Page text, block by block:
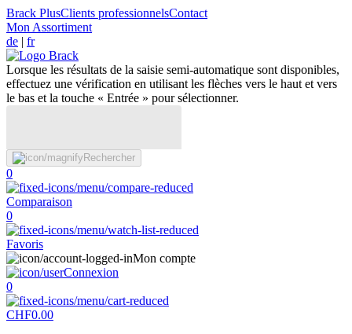
Brack PlusClients professionnelsContact
Mon Assortiment
de | fr
Lorsque les résultats de la saisie semi-automatique sont disponibles,
effectuez une vérification en utilisant les flèches vers le haut et vers
le bas et la touche « Entrée » pour sélectionner.
Rechercher
0
Comparaison
0
Favoris
Mon compte
Connexion
0
CHF0.00